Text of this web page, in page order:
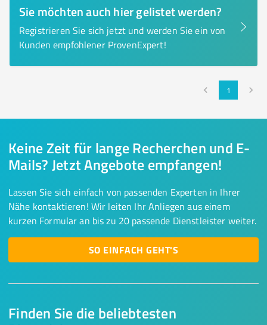
Sie möchten auch hier gelistet werden?
Registrieren Sie sich jetzt und werden Sie ein von
Kunden empfohlener ProvenExpert!
1
Finden Sie die beliebtesten
Keine Zeit für lange Recherchen und E-
Mails? Jetzt Angebote empfangen!
Lassen Sie sich einfach von passenden Experten in Ihrer
Nähe kontaktieren! Wir leiten Ihr Anliegen aus einem
kurzen Formular an bis zu 20 passende Dienstleister weiter.
SO EINFACH GEHT'S